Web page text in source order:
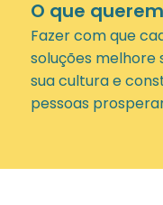
O que
Fazer com que
soluções melhore
sua cultura e
pessoas